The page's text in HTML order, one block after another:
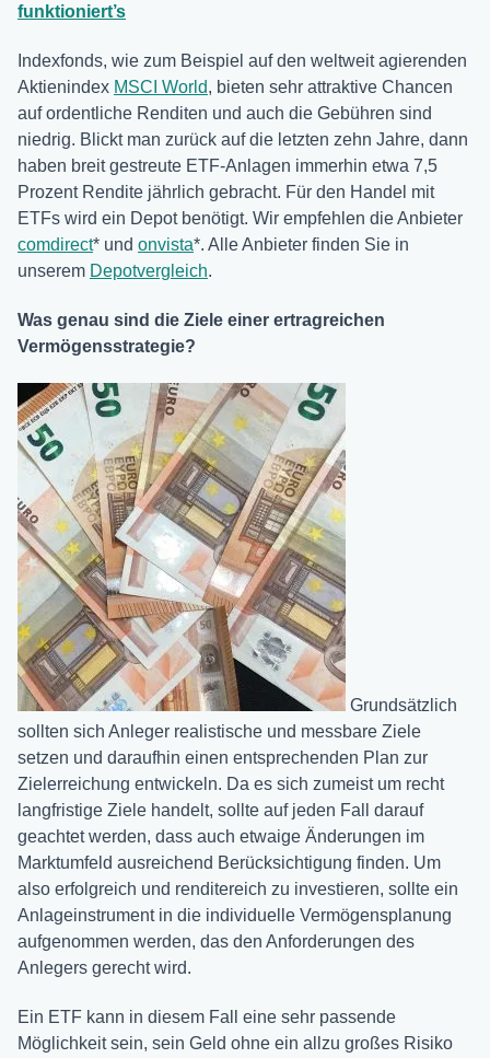
funktioniert’s
Indexfonds, wie zum Beispiel auf den weltweit agierenden
Aktienindex MSCI World, bieten sehr attraktive Chancen
auf ordentliche Renditen und auch die Gebühren sind
niedrig. Blickt man zurück auf die letzten zehn Jahre, dann
haben breit gestreute ETF-Anlagen immerhin etwa 7,5
Prozent Rendite jährlich gebracht. Für den Handel mit
ETFs wird ein Depot benötigt. Wir empfehlen die Anbieter
comdirect* und onvista*. Alle Anbieter finden Sie in
unserem Depotvergleich.
Was genau sind die Ziele einer ertragreichen
Vermögensstrategie?
Grundsätzlich
sollten sich Anleger realistische und messbare Ziele
setzen und daraufhin einen entsprechenden Plan zur
Zielerreichung entwickeln. Da es sich zumeist um recht
langfristige Ziele handelt, sollte auf jeden Fall darauf
geachtet werden, dass auch etwaige Änderungen im
Marktumfeld ausreichend Berücksichtigung finden. Um
also erfolgreich und renditereich zu investieren, sollte ein
Anlageinstrument in die individuelle Vermögensplanung
aufgenommen werden, das den Anforderungen des
Anlegers gerecht wird.
Ein ETF kann in diesem Fall eine sehr passende
Möglichkeit sein, sein Geld ohne ein allzu großes Risiko